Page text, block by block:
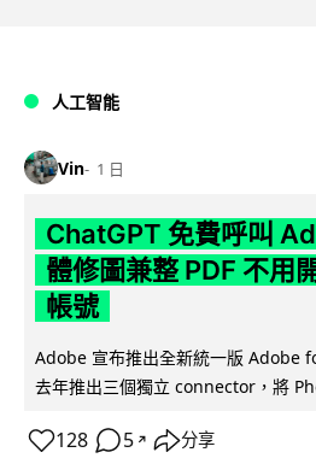
人工智能
Vin 1 日
ChatGPT 免費呼叫
體修圖兼整 PDF 不用
帳號
Adobe 宣布推出全新統一版 Adobe
去年推出三個獨立 connector，將
128 5 ↗ 分享